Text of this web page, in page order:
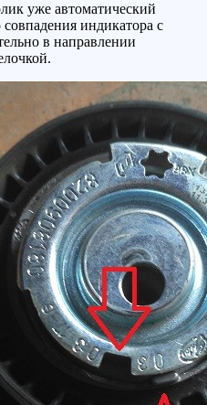
уже автоматический
совпадения индикатора с
в направлении